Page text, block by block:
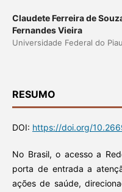
Claudete Ferreira de
Fernandes Vieira
Universidade Federal do
RESUMO
DOI: https://doi.org/
No Brasil, o acesso a
porta de entrada a
ações de saúde,